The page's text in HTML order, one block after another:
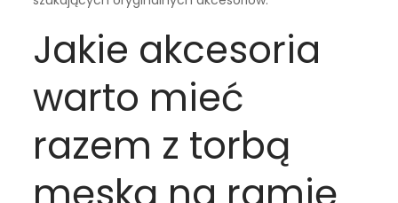
Jakie akcesoria
warto mieć
razem z torbą